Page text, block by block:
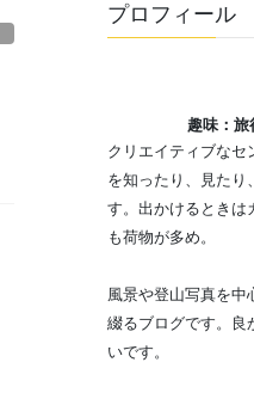
プロフィール
趣味：旅
クリエイティブなセ
を知ったり、見たり
す。出かけるときは
も荷物が多め。
風景や登山写真を中
綴るブログです。良
いです。